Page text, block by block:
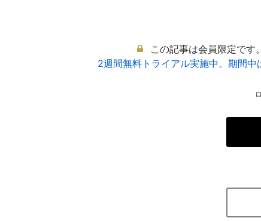
この記事は会員限定です
2週間無料トライアル実施中。期間